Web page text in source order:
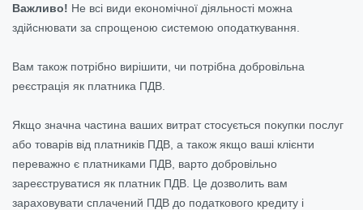
Важливо! Не всі види економічної діяльності можна
здійснювати за спрощеною системою оподаткування.
Вам також потрібно вирішити, чи потрібна добровільна
реєстрація як платника ПДВ.
Якщо значна частина ваших витрат стосується покупки послуг
або товарів від платників ПДВ, а також якщо ваші клієнти
переважно є платниками ПДВ, варто добровільно
зареєструватися як платник ПДВ. Це дозволить вам
зараховувати сплачений ПДВ до податкового кредиту і